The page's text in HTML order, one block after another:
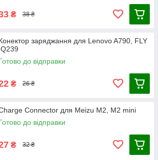
₴ 38 ₴
заряджання для Lenovo A790, FLY
до відправки
₴ 26 ₴
Connector для Meizu M2, M2 mini
до відправки
₴ 32 ₴